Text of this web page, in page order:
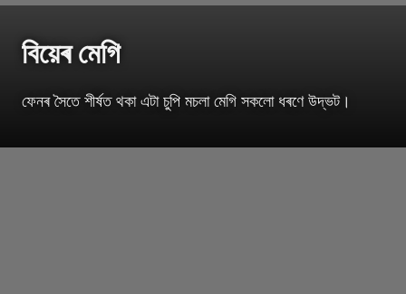
বিয়েৰ মেগি
ফেনৰ সৈতে শীৰ্ষত থকা এটা চুপি মচলা মেগি সকলো ধৰণে উদ্ভট।